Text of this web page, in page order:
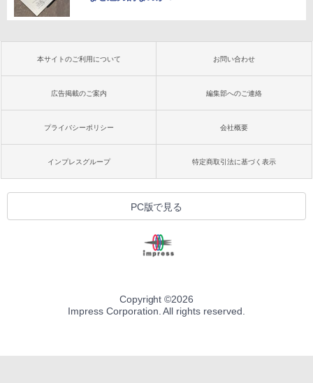
本サイトのご利用について お問い合わせ
広告掲載のご案内 編集部へのご連絡
プライバシーポリシー 会社概要
インプレスグループ 特定商取引法に基づく表示
PC版で見る
Copyright ©2026
Impress Corporation. All rights reserved.